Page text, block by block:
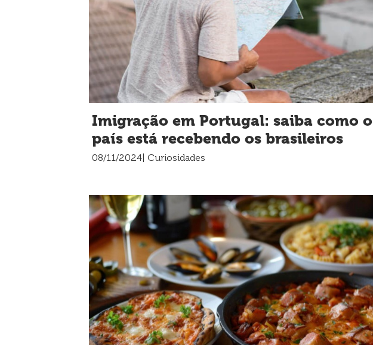
Imigração em Portugal: saiba como o
país está recebendo os brasileiros
08/11/2024| Curiosidades